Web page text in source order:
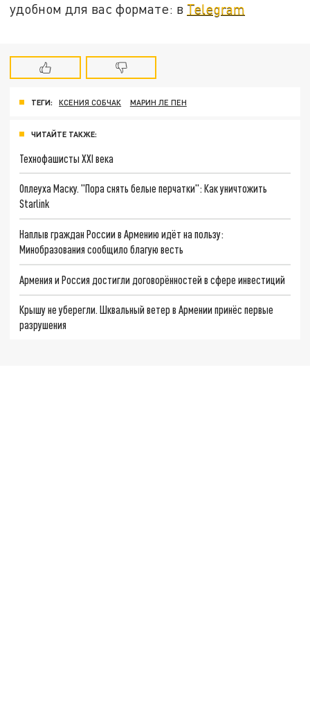
удобном для вас формате: в Telegram
ТЕГИ: КСЕНИЯ СОБЧАК МАРИН ЛЕ ПЕН
ЧИТАЙТЕ ТАКЖЕ:
Технофашисты XXI века
Оплеуха Маску. "Пора снять белые перчатки": Как уничтожить
Starlink
Наплыв граждан России в Армению идёт на пользу:
Минобразования сообщило благую весть
Армения и Россия достигли договорённостей в сфере инвестиций
Крышу не уберегли. Шквальный ветер в Армении принёс первые
разрушения